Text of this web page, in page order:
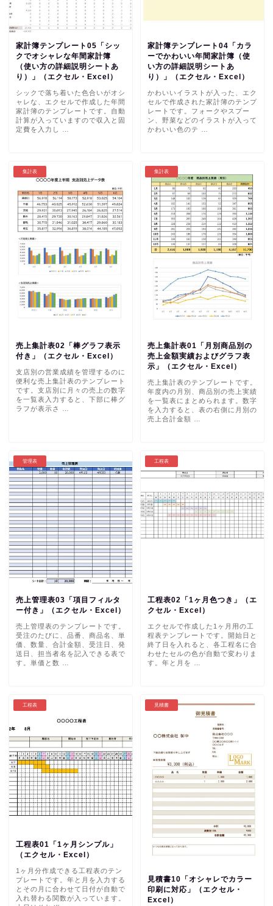
家計簿テンプレート05「シッ
クでオシャレな年間家計簿
（使い方の詳細説明シートあ
り）」（エクセル・Excel）
シックで落ち着いた色合いがオシ
ャレな、エクセルで作成した年間
家計簿のテンプレートです。自動
計算が入っていますので収入と固
定費を入力し …
家計簿テンプレート04「カラ
ーでかわいい年間家計簿（使
い方の詳細説明シートあ
り）」（エクセル・Excel）
かわいいイラストが入った、エク
セルで作成された家計簿のテンプ
レートです。フォークやスプー
ン、野菜などのイラストが入って
かわいい色のテ …
集計表
売上集計表02「棒グラフ表示
付き」（エクセル・Excel）
支店別の営業成績を管理するのに
便利な売上集計表のテンプレート
です。支店別に月々の売上の数字
を一覧表入力すると、下部に棒グ
ラフが表示さ …
集計表
売上集計表01「月別商品別の
売上金額実績およびグラフ表
示」（エクセル・Excel）
売上集計表のテンプレートです。
年度内の月別、商品別の売上実績
を一覧表にまとめられます。数字
を入力すると、表の右側に月別の
売上合計金額 …
管理表
売上管理表03「項目フィルタ
ー付き」（エクセル・Excel）
売上管理表のテンプレートです。
受注のたびに、品番、商品名、単
価、数量、合計金額、受注日、発
送日、担当者名を記入できる表で
す。単価と数 …
工程表
工程表02「1ヶ月色つき」（エ
クセル・Excel）
エクセルで作成した1ヶ月用の工
程表テンプレートです。開始日と
終了日を入れると、各工程名に合
わせたセルの色が自動で変わりま
す。年と月を …
工程表
工程表01「1ヶ月シンプル」
（エクセル・Excel）
1ヶ月分作成できる工程表のテン
プレートです。年と月を入力する
とその月に合わせて日付が自動で
入れ替わる関数が入っています。
見積書
見積書10「オシャレでカラー
印刷に対応」（エクセル・
Excel）